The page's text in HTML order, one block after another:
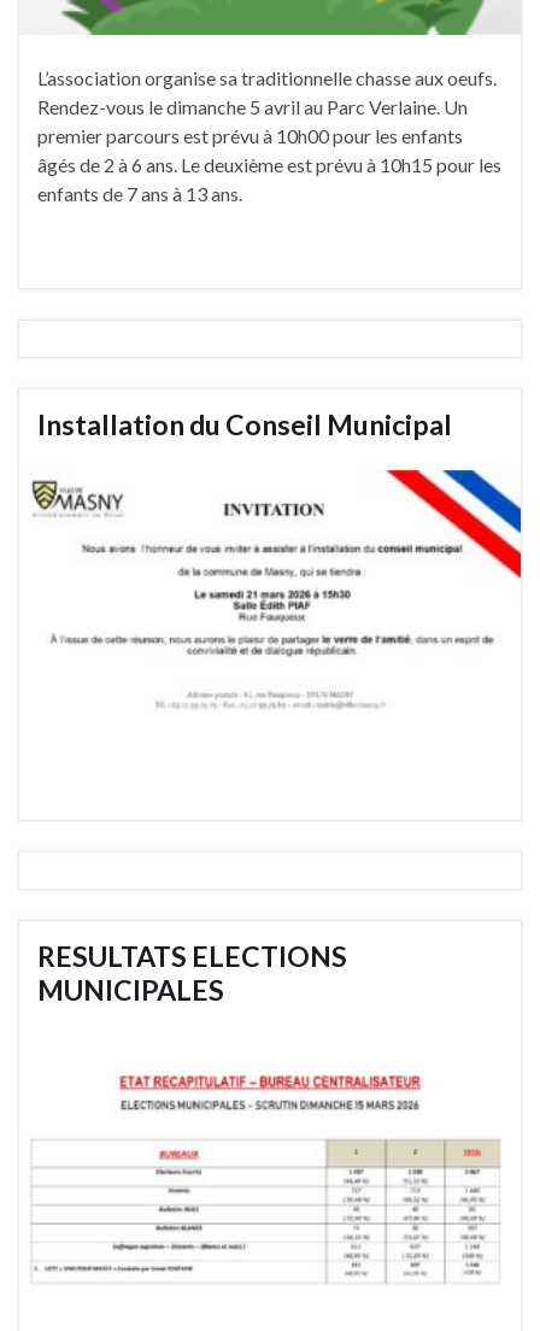
L’association organise sa traditionnelle chasse aux oeufs.
Rendez-vous le dimanche 5 avril au Parc Verlaine. Un
premier parcours est prévu à 10h00 pour les enfants
âgés de 2 à 6 ans. Le deuxième est prévu à 10h15 pour les
enfants de 7 ans à 13 ans.
Installation du Conseil Municipal
RESULTATS ELECTIONS
MUNICIPALES